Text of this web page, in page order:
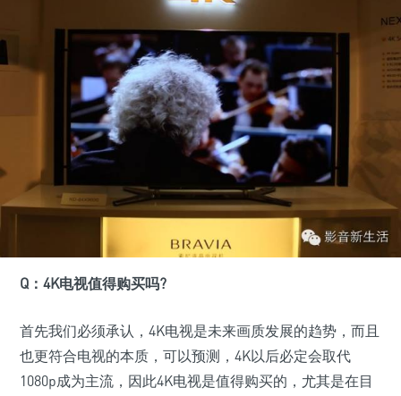
Q： 4K电视值得购买吗?
首先我们必须承认，4K电视是未来画质发展的趋势，而且
也更符合电视的本质，可以预测，4K以后必定会取代
1080p成为主流，因此4K电视是值得购买的，尤其是在目